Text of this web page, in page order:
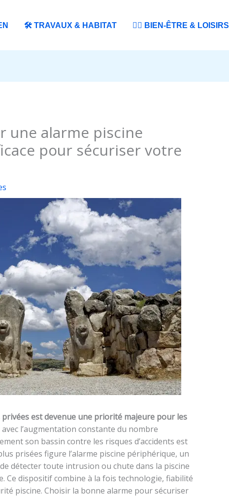
🛠️ TRAVAUX & HABITAT 🧘‍♀️ BIEN-ÊTRE & LOISIRS
une alarme piscine
pour sécuriser votre
est devenue une priorité majeure pour les
avec l’augmentation constante du nombre
son bassin contre les risques d’accidents est
prisées figure l’alarme piscine périphérique, un
détecter toute intrusion ou chute dans la piscine
Ce dispositif combine à la fois technologie, fiabilité
piscine. Choisir la bonne alarme pour sécuriser